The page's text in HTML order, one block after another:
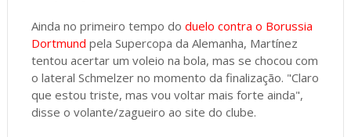
Ainda no primeiro tempo do duelo contra o Borussia
Dortmund pela Supercopa da Alemanha, Martínez
tentou acertar um voleio na bola, mas se chocou com
o lateral Schmelzer no momento da finalização. "Claro
que estou triste, mas vou voltar mais forte ainda",
disse o volante/zagueiro ao site do clube.